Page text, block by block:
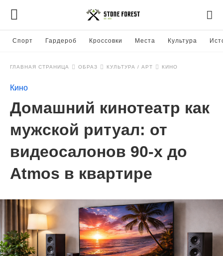
Спорт Гардероб Кроссовки Места Культура
ГЛАВНАЯ СТРАНИЦА ОБРАЗ КУЛЬТУРА / АРТ КИНО
Кино
Домашний кинотеатр как
мужской ритуал: от
видеосалонов 90-х до
Atmos в квартире